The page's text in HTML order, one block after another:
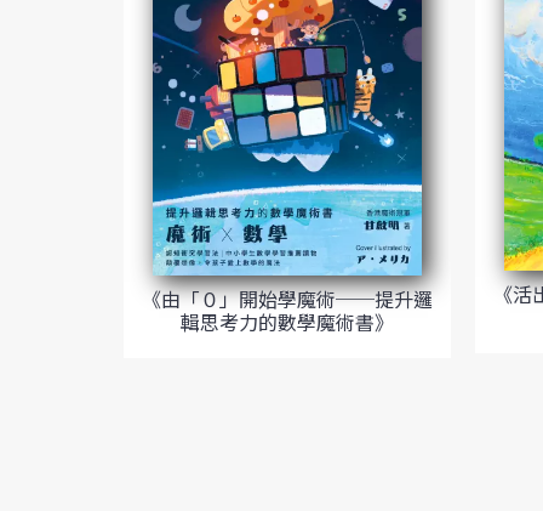
《由「０」開始學魔術──提升邏
輯思考力的數學魔術書》
《